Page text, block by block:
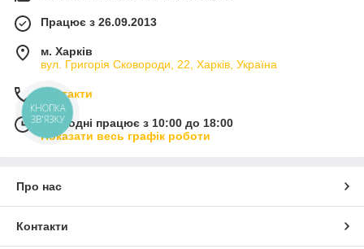
Працює з 26.09.2013
м. Харків
вул. Григорія Сковороди, 22, Харків, Україна
Контакти
Сьогодні працює з 10:00 до 18:00
Показати весь графік роботи
Про нас
Контакти
КНОПКА
ЗВ'ЯЗКУ